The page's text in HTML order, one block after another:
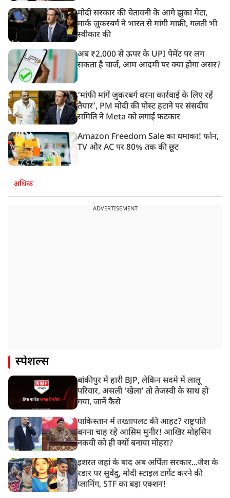
मोदी सरकार की चेतावनी के आगे झुका मेटा,
मार्क ज़ुकरबर्ग ने भारत से मांगी माफ़ी, गलती भी
स्वीकार की
अब ₹2,000 से ऊपर के UPI पेमेंट पर लग
सकता है चार्ज, आम आदमी पर क्या होगा असर?
‘मांफी मांगें जुकरबर्ग वरना कार्रवाई के लिए रहें
तैयार’, PM मोदी की पोस्ट हटाने पर संसदीय
समिति ने Meta को लगाई फटकार
Amazon Freedom Sale का धमाका! फोन,
TV और AC पर 80% तक की छूट
अधिक
ADVERTISEMENT
स्पेशल्स
बांकीपुर में हारी BJP, लेकिन सदमे में लालू
परिवार, असली ‘खेला’ तो तेजस्वी के साथ हो
गया, जानें कैसे
पाकिस्तान में तख्तापलट की आहट? राष्ट्रपति
बनना चाह रहे आसिम मुनीर! आखिर मोहसिन
नकवी को ही क्यों बनाया मोहरा?
इशरत जहां के बाद अब अर्पिता सरकार...जैश के
रडार पर सुवेंदु, मोदी स्टाइल टार्गेट करने की
प्लानिंग, STF का बड़ा एक्शन!